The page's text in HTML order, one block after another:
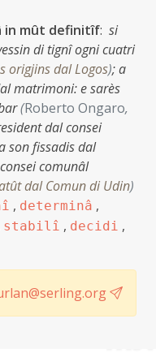
in mût definitîf: si
di tignî ogni cuatri
origjins dal Logos);a
matrimoni: e sarès
(Roberto Ongaro,
dal consei
son fissadis dal
comunâl
dal Comun di Udin)
, determinâ ,
stabilî , decidi ,